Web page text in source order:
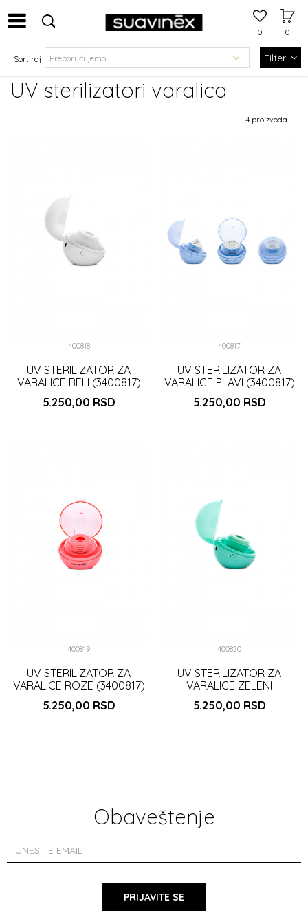
0
0
UV sterilizatori varalica
Sortiraj Filteri
4 proizvoda
400818
UV STERILIZATOR ZA
VARALICE BELI (3400817)
5.250,00 RSD
400817
UV STERILIZATOR ZA
VARALICE PLAVI (3400817)
5.250,00 RSD
400819
UV STERILIZATOR ZA
VARALICE ROZE (3400817)
5.250,00 RSD
400820
UV STERILIZATOR ZA
VARALICE ZELENI
(3400817)
5.250,00 RSD
Obaveštenje
PRIJAVITE SE